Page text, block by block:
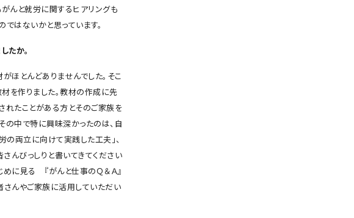
がんと就労に関するヒアリングも
はないかと思っています。
たか。
ほとんどありませんでした。そこ
を作りました。教材の作成に先
れたことがある方とそのご家族を
の中で特に興味深かったのは、自
の両立に向けて実践した工夫」、
さんびっしりと書いてきてください
めに見る 『がんと仕事のＱ＆Ａ』
んやご家族に活用していただい